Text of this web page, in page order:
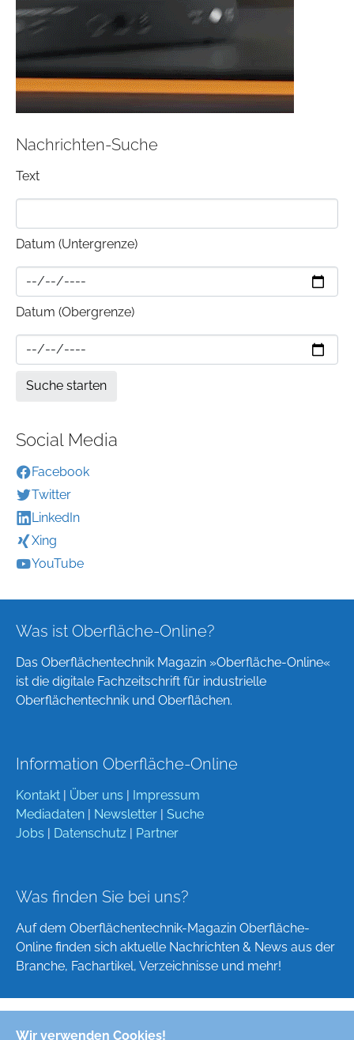
Wir verwenden Cookies!
Nachrichten-Suche
Text
Datum (Untergrenze)
Datum (Obergrenze)
Social Media
Facebook
Twitter
LinkedIn
Xing
YouTube
Was ist Oberfläche-Online?
Das Oberflächentechnik Magazin »Oberfläche-Online«
ist die digitale Fachzeitschrift für industrielle
Oberflächentechnik und Oberflächen.
Information Oberfläche-Online
Kontakt Über uns
Impressum
Mediadaten
Newsletter
Suche
Jobs
Datenschutz Partner
Was finden Sie bei uns?
Auf dem Oberflächentechnik-Magazin Oberfläche-
Online finden sich aktuelle Nachrichten & News aus der
Branche, Fachartikel, Verzeichnisse und mehr!